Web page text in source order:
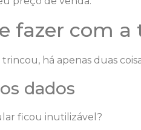
fazer com a
há apenas duas
dados
ficou inutilizável?